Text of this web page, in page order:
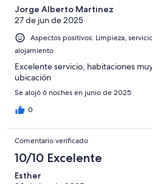
Jorge Alberto Martinez
27 de jun de 2025
Aspectos positivos: Limpieza,
alojamiento
Excelente servicio, habitaciones
ubicación
Se alojó 6 noches en junio de 2025
0
Comentario verificado
10/10 Excelente
Esther